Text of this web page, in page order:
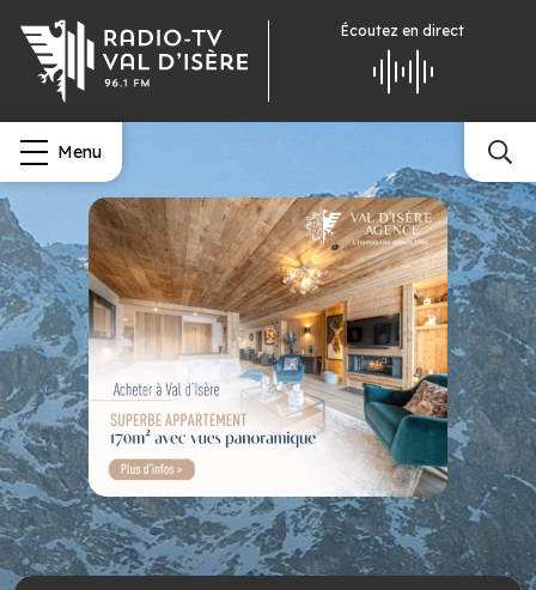
Écoutez en direct
Menu